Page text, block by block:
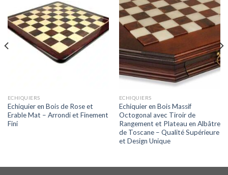
ECHIQUIERS
Echiquier en Bois de Rose et
Erable Mat – Arrondi et Finement
Fini
ECHIQUIERS
Echiquier en Bois Massif
Octogonal avec Tiroir de
Rangement et Plateau en Albâtre
de Toscane – Qualité Supérieure
et Design Unique